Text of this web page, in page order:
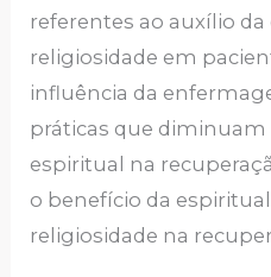
referentes ao auxílio
religiosidade em
influência da
práticas que
espiritual na
o benefício da
religiosidade na